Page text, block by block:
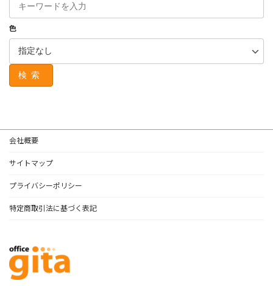
色
検索
会社概要
サイトマップ
プライバシーポリシー
特定商取引法に基づく表記